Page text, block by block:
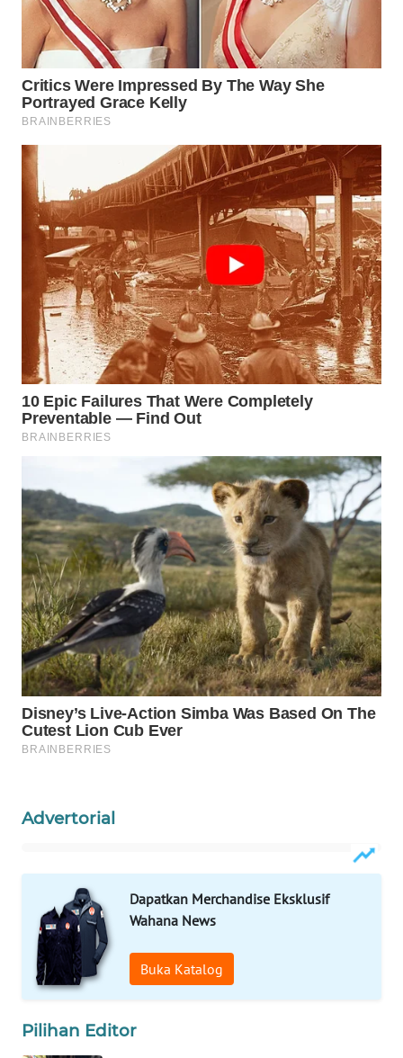
Advertorial
Dapatkan Merchandise Eksklusif
Wahana News
Buka Katalog
Pilihan Editor
Media
WAHANA
NEWS
WAHANA
WAHANA
ADVOKAT
WAHANA
INFRASTRUKTUR
WAHANA
KONSUMEN
WAHANA
LISTRIK
WAHANA
TV
WAHANANEWS
ID
WAHANANEWS
CO ID
WAHANANEWS
NET
SPORT
WAHANA
SELEB
WAHANA